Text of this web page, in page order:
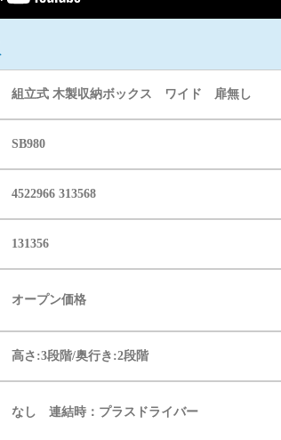
組立式 木製収納ボックス ワイド 扉無し
SB980
4522966 313568
131356
オープン価格
高さ:3段階/奥行き:2段階
なし 連結時：プラスドライバー